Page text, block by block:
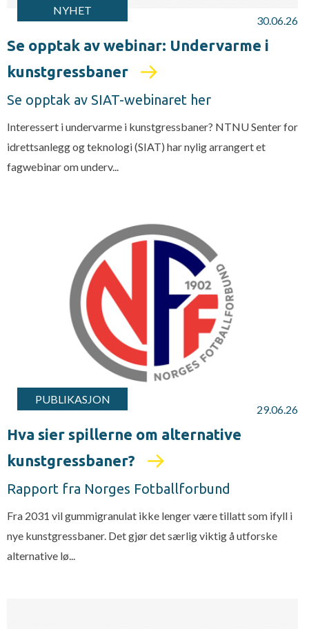
NYHET
30.06.26
Se opptak av webinar: Undervarme i
kunstgressbaner
Se opptak av SIAT-webinaret her
Interessert i undervarme i kunstgressbaner? NTNU Senter for
idrettsanlegg og teknologi (SIAT) har nylig arrangert et
fagwebinar om underv...
PUBLIKASJON
29.06.26
Hva sier spillerne om alternative
kunstgressbaner?
Rapport fra Norges Fotballforbund
Fra 2031 vil gummigranulat ikke lenger være tillatt som ifyll i
nye kunstgressbaner. Det gjør det særlig viktig å utforske
alternative lø...